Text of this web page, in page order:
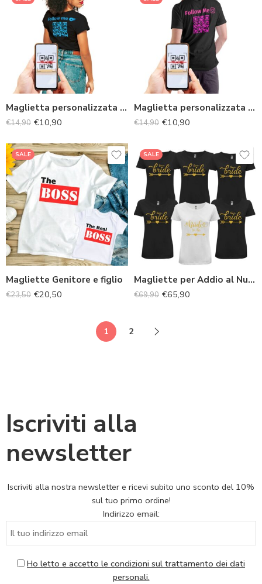
Maglietta personalizzata con Qr code Social da donna
€14,90 €10,90
Maglietta personalizzata con Qr code Social da uomo
€14,90 €10,90
SALE
Magliette Genitore e figlio
€23,50 €20,50
SALE
Magliette per Addio al Nubilato 5+1 omaggio
€69,90 €65,90
1 2
Iscriviti alla
newsletter
Iscriviti alla nostra newsletter e ricevi subito uno sconto del 10%
sul tuo primo ordine!
Indirizzo email:
Ho letto e accetto le condizioni sul trattamento dei dati
personali.